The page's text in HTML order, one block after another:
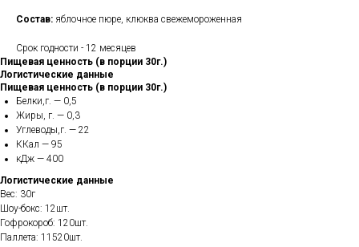
Состав: яблочное пюре, клюква свежемороженная
Срок годности - 12 месяцев
Пищевая ценность (в порции 30г.)
Логистические данные
Пищевая ценность (в порции 30г.)
Белки,г. — 0,5
Жиры, г. — 0,3
Углеводы,г. — 22
ККал — 95
кДж — 400
Логистические данные
Вес: 30г
Шоу-бокс: 12шт.
Гофрокороб: 120шт.
Паллета: 11520шт.